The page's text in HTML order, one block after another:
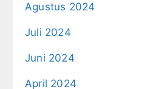
Agustus 2024
Juli 2024
Juni 2024
April 2024